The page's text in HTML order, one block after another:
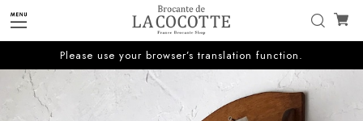
Please use your browser’s translation function.